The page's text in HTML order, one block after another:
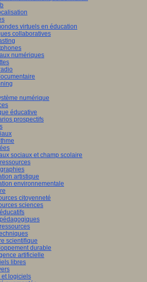
virtuels en éducation
collaboratives
numériques
numérique
éducative
prospectifs
sociaux et champ scolaire
artistique
environnementale
citoyenneté
sciences
scientifique
durable
artificielle
libres
et logiciels